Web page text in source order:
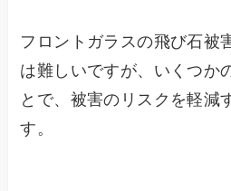
フロントガラスの飛び石被
は難しいですが、いくつか
とで、被害のリスクを軽減
す。